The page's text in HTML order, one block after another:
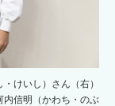
けいし）さん（右）
内信明（かわち・のぶ